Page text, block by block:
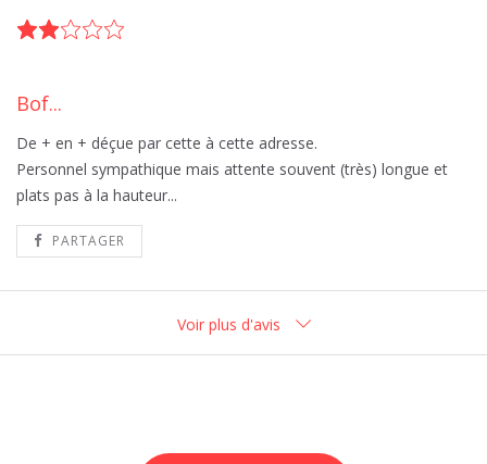
Bof...
De + en + déçue par cette à cette adresse.
Personnel sympathique mais attente souvent (très) longue et
plats pas à la hauteur...
PARTAGER
Voir plus d'avis